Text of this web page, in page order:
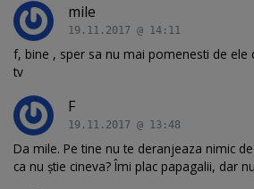
mile
19.11.2017 @ 14:11
f, bine , sper sa nu mai pomenesti de ele
tv
F
19.11.2017 @ 13:48
Da mile. Pe tine nu te deranjeaza nimic
ca nu știe cineva? Îmi plac papagalii, dar